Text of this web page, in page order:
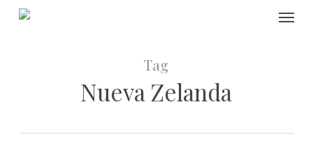
Skip
Tag
Nueva Zelanda